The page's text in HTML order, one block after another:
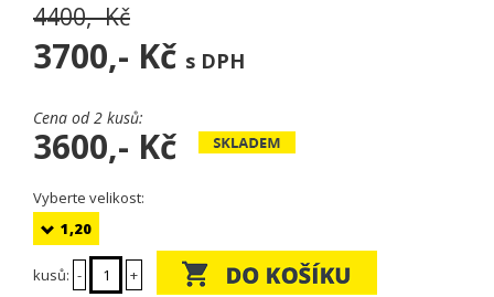
4400,- Kč
3700,- Kč s DPH
Cena od 2 kusů:
3600,- Kč
Vyberte velikost:
1,20
kusů: - +